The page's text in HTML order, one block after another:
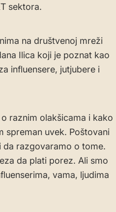
sektora.
na društvenoj mreži
Ilica koji je poznat kao
influensere, jutjubere i
raznim olakšicama i kako
spreman uvek. Poštovani
da razgovaramo o tome.
da plati porez. Ali smo
vama, ljudima